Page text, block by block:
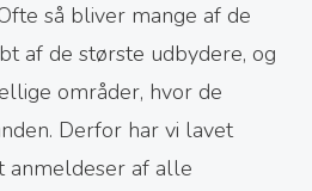
så bliver mange af de
af de største udbydere, og
områder, hvor de
Derfor har vi lavet
anmeldeser af alle